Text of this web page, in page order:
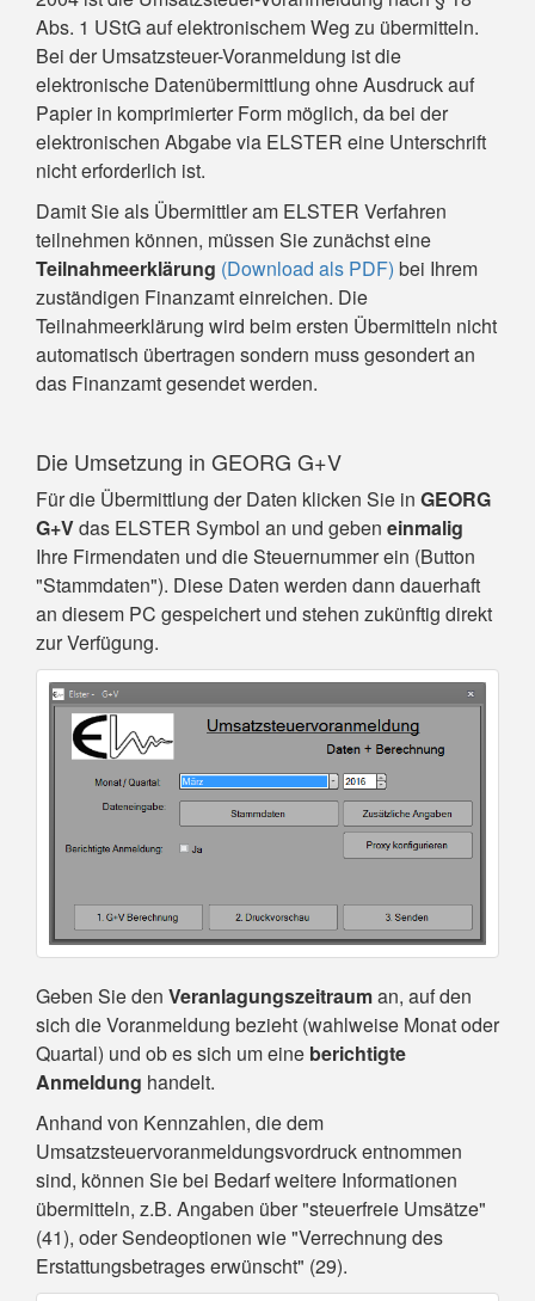
Abs. 1 UStG auf elektronischem Weg zu übermitteln.
Bei der Umsatzsteuer-Voranmeldung ist die
elektronische Datenübermittlung ohne Ausdruck auf
Papier in komprimierter Form möglich, da bei der
elektronischen Abgabe via ELSTER eine Unterschrift
nicht erforderlich ist.
Damit Sie als Übermittler am ELSTER Verfahren
teilnehmen können, müssen Sie zunächst eine
Teilnahmeerklärung (Download als PDF) bei Ihrem
zuständigen Finanzamt einreichen. Die
Teilnahmeerklärung wird beim ersten Übermitteln nicht
automatisch übertragen sondern muss gesondert an
das Finanzamt gesendet werden.
Die Umsetzung in GEORG G+V
Für die Übermittlung der Daten klicken Sie in GEORG
G+Vdas ELSTER Symbol an und geben einmalig
Ihre Firmendaten und die Steuernummer ein (Button
"Stammdaten"). Diese Daten werden dann dauerhaft
an diesem PC gespeichert und stehen zukünftig direkt
zur Verfügung.
Geben Sie den Veranlagungszeitrauman, auf den
sich die Voranmeldung bezieht (wahlweise Monat oder
Quartal) und ob es sich um eine berichtigte
Anmeldung handelt.
Anhand von Kennzahlen, die dem
Umsatzsteuervoranmeldungsvordruck entnommen
sind, können Sie bei Bedarf weitere Informationen
übermitteln, z.B. Angaben über "steuerfreie Umsätze"
(41), oder Sendeoptionen wie "Verrechnung des
Erstattungsbetrages erwünscht" (29).